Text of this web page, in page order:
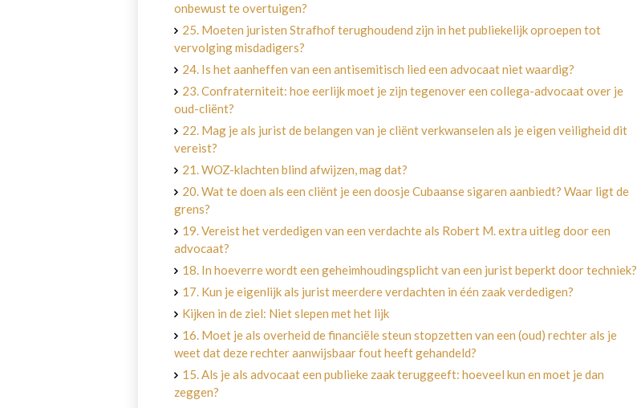
onbewust te overtuigen?
25. Moeten juristen Strafhof terughoudend zijn in het publiekelijk oproepen tot
vervolging misdadigers?
24. Is het aanheffen van een antisemitisch lied een advocaat niet waardig?
23. Confraterniteit: hoe eerlijk moet je zijn tegenover een collega-advocaat over je
oud-cliënt?
22. Mag je als jurist de belangen van je cliënt verkwanselen als je eigen veiligheid dit
vereist?
21. WOZ-klachten blind afwijzen, mag dat?
20. Wat te doen als een cliënt je een doosje Cubaanse sigaren aanbiedt? Waar ligt de
grens?
19. Vereist het verdedigen van een verdachte als Robert M. extra uitleg door een
advocaat?
18. In hoeverre wordt een geheimhoudingsplicht van een jurist beperkt door techniek?
17. Kun je eigenlijk als jurist meerdere verdachten in één zaak verdedigen?
Kijken in de ziel: Niet slepen met het lijk
16. Moet je als overheid de financiële steun stopzetten van een (oud) rechter als je
weet dat deze rechter aanwijsbaar fout heeft gehandeld?
15. Als je als advocaat een publieke zaak teruggeeft: hoeveel kun en moet je dan
zeggen?